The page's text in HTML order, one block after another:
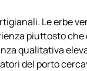
Le erbe
piuttosto
qualitativa
del porto